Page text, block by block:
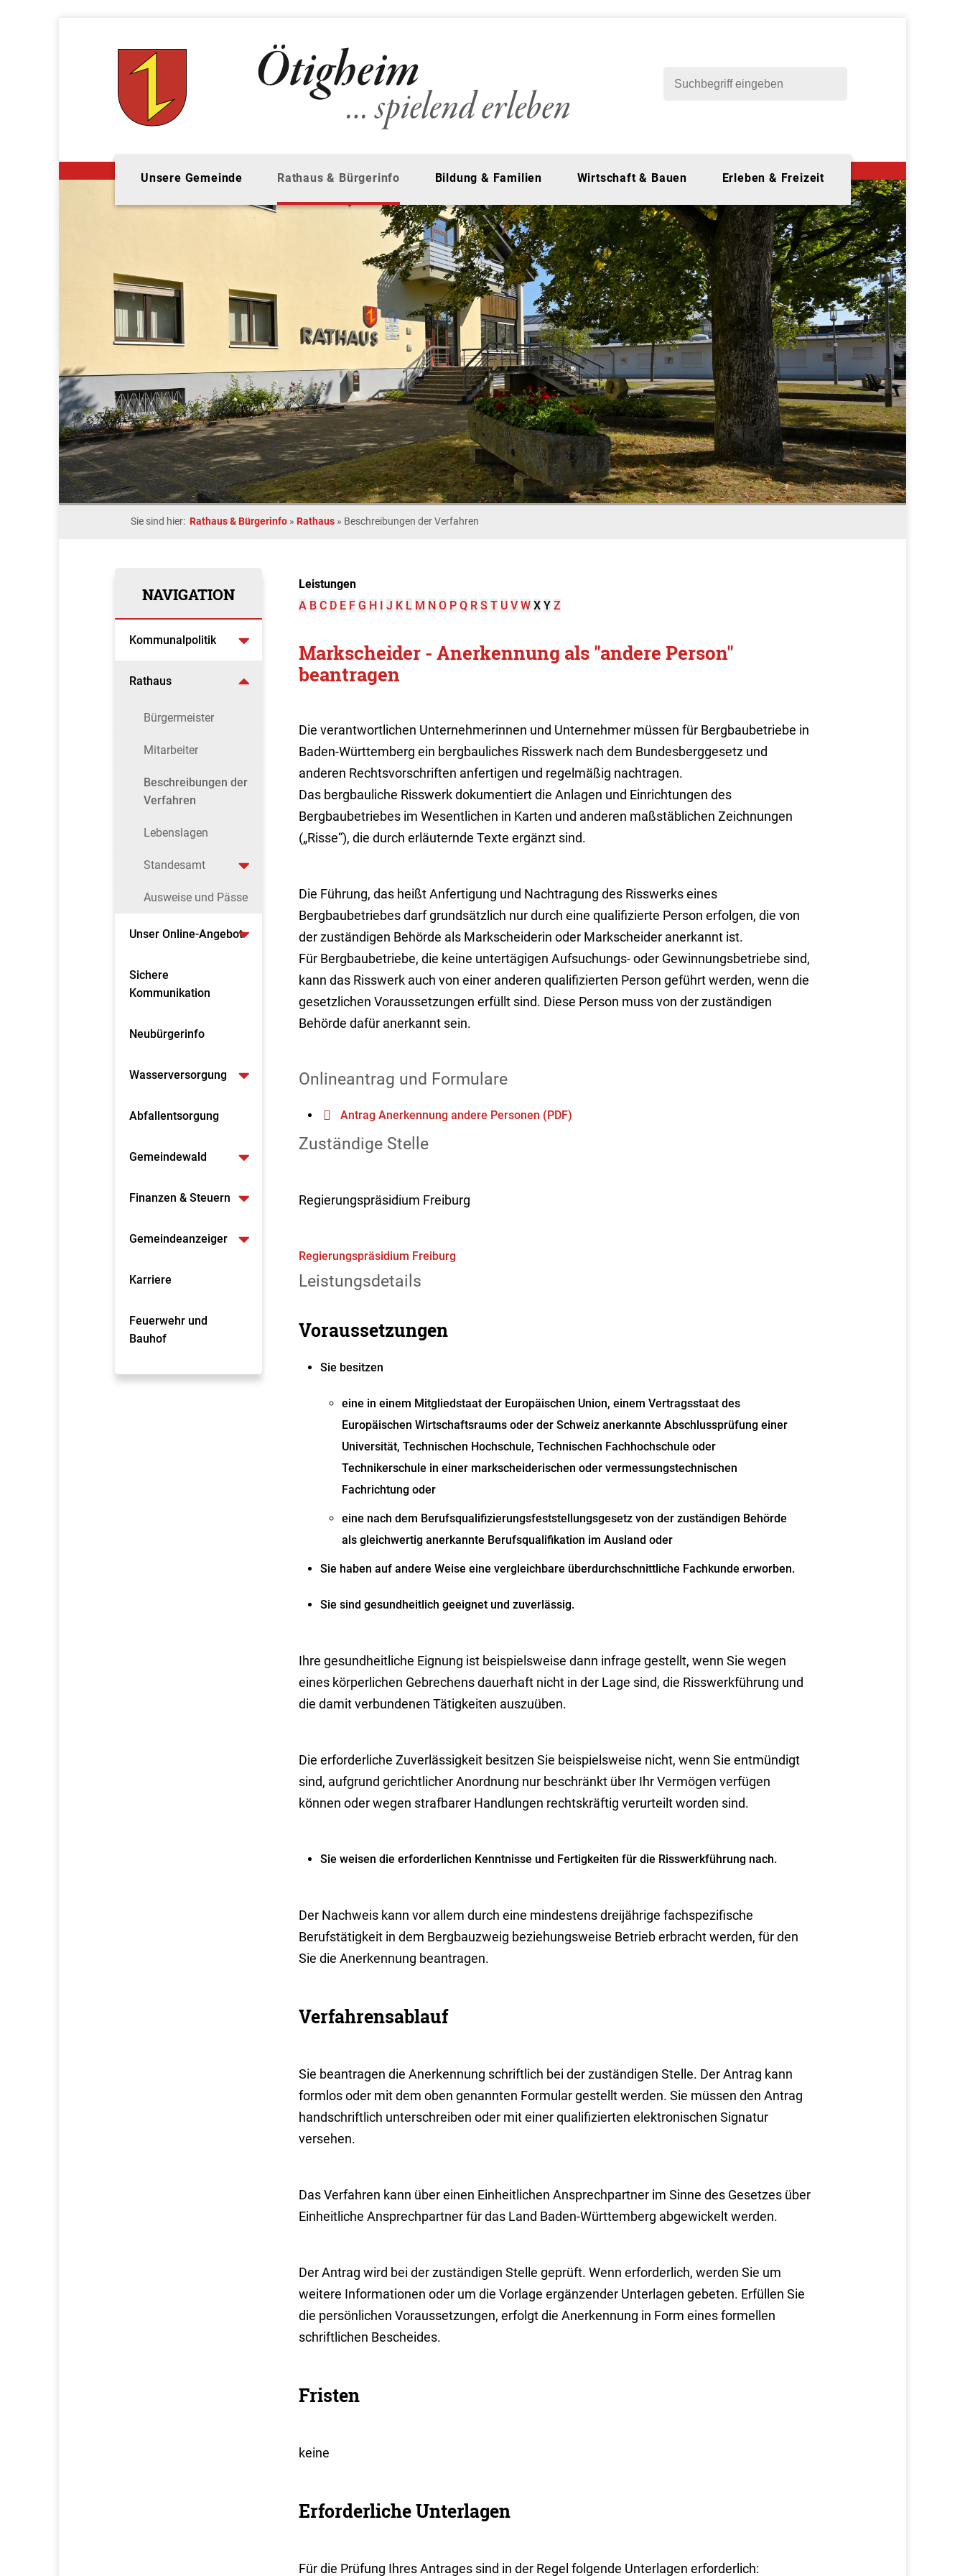
Unsere Gemeinde Rathaus & Bürgerinfo Bildung & Familien Wirtschaft & Bauen Erleben & Freizeit
Sie sind hier: Rathaus & Bürgerinfo » Rathaus » Beschreibungen der Verfahren
NAVIGATION
Kommunalpolitik
Rathaus
Bürgermeister
Mitarbeiter
Beschreibungen der
Verfahren
Lebenslagen
Standesamt
Ausweise und Pässe
Unser Online-Angebot
Sichere
Kommunikation
Neubürgerinfo
Wasserversorgung
Abfallentsorgung
Gemeindewald
Finanzen & Steuern
Gemeindeanzeiger
Karriere
Feuerwehr und
Bauhof
Leistungen
A B C D E F G H I J K L M N O P Q R S T U V W X Y Z
Markscheider - Anerkennung als "andere Person"
beantragen
Die verantwortlichen Unternehmerinnen und Unternehmer müssen für Bergbaubetriebe in
Baden-Württemberg ein bergbauliches Risswerk nach dem Bundesberggesetz und
anderen Rechtsvorschriften anfertigen und regelmäßig nachtragen.
Das bergbauliche Risswerk dokumentiert die Anlagen und Einrichtungen des
Bergbaubetriebes im Wesentlichen in Karten und anderen maßstäblichen Zeichnungen
(„Risse“), die durch erläuternde Texte ergänzt sind.
Die Führung, das heißt Anfertigung und Nachtragung des Risswerks eines
Bergbaubetriebes darf grundsätzlich nur durch eine qualifizierte Person erfolgen, die von
der zuständigen Behörde als Markscheiderin oder Markscheider anerkannt ist.
Für Bergbaubetriebe, die keine untertägigen Aufsuchungs- oder Gewinnungsbetriebe sind,
kann das Risswerk auch von einer anderen qualifizierten Person geführt werden, wenn die
gesetzlichen Voraussetzungen erfüllt sind. Diese Person muss von der zuständigen
Behörde dafür anerkannt sein.
Onlineantrag und Formulare
Antrag Anerkennung andere Personen (PDF)
Zuständige Stelle
Regierungspräsidium Freiburg
Regierungspräsidium Freiburg
Leistungsdetails
Voraussetzungen
Sie besitzen
eine in einem Mitgliedstaat der Europäischen Union, einem Vertragsstaat des
Europäischen Wirtschaftsraums oder der Schweiz anerkannte Abschlussprüfung einer
Universität, Technischen Hochschule, Technischen Fachhochschule oder
Technikerschule in einer markscheiderischen oder vermessungstechnischen
Fachrichtung oder
eine nach dem Berufsqualifizierungsfeststellungsgesetz von der zuständigen Behörde
als gleichwertig anerkannte Berufsqualifikation im Ausland oder
Sie haben auf andere Weise eine vergleichbare überdurchschnittliche Fachkunde erworben.
Sie sind gesundheitlich geeignet und zuverlässig.
Ihre gesundheitliche Eignung ist beispielsweise dann infrage gestellt, wenn Sie wegen
eines körperlichen Gebrechens dauerhaft nicht in der Lage sind, die Risswerkführung und
die damit verbundenen Tätigkeiten auszuüben.
Die erforderliche Zuverlässigkeit besitzen Sie beispielsweise nicht, wenn Sie entmündigt
sind, aufgrund gerichtlicher Anordnung nur beschränkt über Ihr Vermögen verfügen
können oder wegen strafbarer Handlungen rechtskräftig verurteilt worden sind.
Sie weisen die erforderlichen Kenntnisse und Fertigkeiten für die Risswerkführung nach.
Der Nachweis kann vor allem durch eine mindestens dreijährige fachspezifische
Berufstätigkeit in dem Bergbauzweig beziehungsweise Betrieb erbracht werden, für den
Sie die Anerkennung beantragen.
Verfahrensablauf
Sie beantragen die Anerkennung schriftlich bei der zuständigen Stelle. Der Antrag kann
formlos oder mit dem oben genannten Formular gestellt werden. Sie müssen den Antrag
handschriftlich unterschreiben oder mit einer qualifizierten elektronischen Signatur
versehen.
Das Verfahren kann über einen Einheitlichen Ansprechpartner im Sinne des Gesetzes über
Einheitliche Ansprechpartner für das Land Baden-Württemberg abgewickelt werden.
Der Antrag wird bei der zuständigen Stelle geprüft. Wenn erforderlich, werden Sie um
weitere Informationen oder um die Vorlage ergänzender Unterlagen gebeten. Erfüllen Sie
die persönlichen Voraussetzungen, erfolgt die Anerkennung in Form eines formellen
schriftlichen Bescheides.
Fristen
keine
Erforderliche Unterlagen
Für die Prüfung Ihres Antrages sind in der Regel folgende Unterlagen erforderlich: